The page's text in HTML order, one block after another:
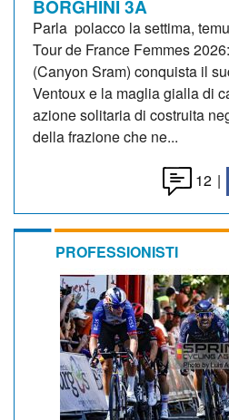
BORGHINI 3A
Parla polacco la settima,
Tour de France Femmes
(Canyon Sram) conquista il
Ventoux e la maglia gialla di
azione solitaria di costruita
della frazione che ne...
12 |
PROFESSIONISTI